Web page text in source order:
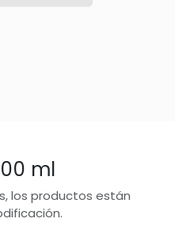
ml
los productos están